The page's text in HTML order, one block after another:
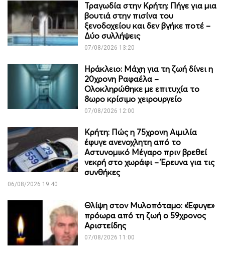
Τραγωδία στην Κρήτη: Πήγε για μια
βουτιά στην πισίνα του
ξενοδοχείου και δεν βγήκε ποτέ –
Δύο συλλήψεις
07/08/2026 13:20
Ηράκλειο: Μάχη για τη ζωή δίνει η
20χρονη Ραφαέλα –
Ολοκληρώθηκε με επιτυχία το
8ωρο κρίσιμο χειρουργείο
07/08/2026 12:00
Κρήτη: Πώς η 75χρονη Αιμιλία
έφυγε ανενοχλητη από το
Αστυνομικό Μέγαρο πριν βρεθεί
νεκρή στο χωράφι – Έρευνα για τις
συνθήκες
06/08/2026 19:40
Θλίψη στον Μυλοπόταμο: «Έφυγε»
πρόωρα από τη ζωή ο 59χρονος
Αριστείδης
07/08/2026 11:00